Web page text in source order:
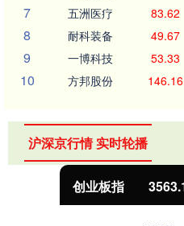
7 五洲医疗 83.62
8 耐科装备 49.67
9 一博科技 53.33
10 方邦股份 146.16
沪深京行情 实时轮播
3563.12 47.56